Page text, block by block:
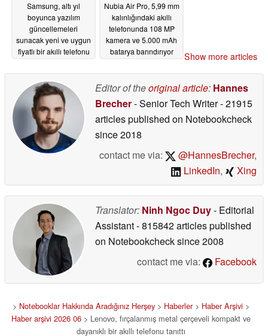
Samsung, altı yıl
boyunca yazılım
güncellemeleri
sunacak yeni ve uygun
fiyatlı bir akıllı telefonu
Nubia Air Pro, 5,99 mm
kalınlığındaki akıllı
telefonunda 108 MP
kamera ve 5.000 mAh
batarya barındırıyor
Show more articles
Editor of theoriginal article: Hannes
Brecher- Senior Tech Writer- 21915
articles published on Notebookcheck
since 2018
contact me via:
@HannesBrecher,
LinkedIn, Xing
Translator: Ninh Ngoc Duy- Editorial
Assistant- 815842 articles published
on Notebookchecksince 2008
contact me via:
Facebook
> Notebooklar Hakkında Aradığınız Herşey > Haberler> Haber Arşivi >
Haber arşivi 2026 06 > Lenovo, fırçalanmış metal çerçeveli kompakt ve
dayanıklı bir akıllı telefonu tanıttı